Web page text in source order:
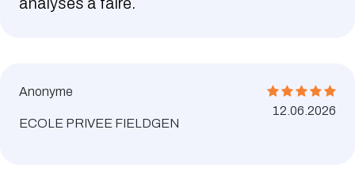
Anonyme
ECOLE PRIVEE FIELDGEN
12.06.2026